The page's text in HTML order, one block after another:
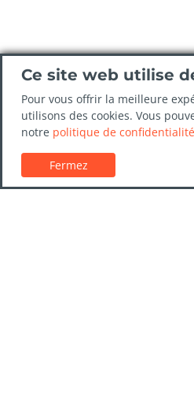
Ce site web utilise
Pour vous offrir la meilleure
utilisons des cookies. Vous
notre politique de
Fermez